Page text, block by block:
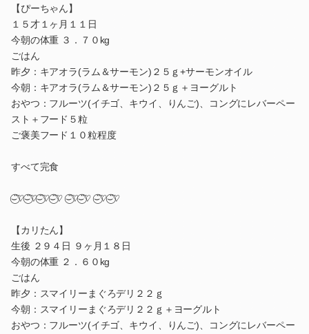
【ぴーちゃん】
１５才１ヶ月１１日
今朝の体重 ３．７０kg
ごはん
昨夕：キアオラ(ラム＆サーモン)２５ｇ+サーモンオイル
今朝：キアオラ(ラム＆サーモン)２５ｇ＋ヨーグルト
おやつ：フルーツ(イチゴ、キウイ、りんご)、コングにレバーペー
スト＋フード５粒
ご褒美フード１０粒程度
すべて完食
⌣̈⃝♡⌣̈⃝♡⌣̈⃝♡⌣̈⃝♡ ⌣̈⃝♡⌣̈⃝♡ ⌣̈⃝♡⌣̈⃝♡
【カリたん】
生後 ２９４日 ９ヶ月１８日
今朝の体重 ２．６０kg
ごはん
昨夕：スマイリーまぐろデリ２２ｇ
今朝：スマイリーまぐろデリ２２ｇ＋ヨーグルト
おやつ：フルーツ(イチゴ、キウイ、りんご)、コングにレバーペー